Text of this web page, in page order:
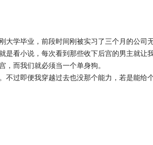
大学毕业，前段时间刚被实习了三个月的公司
是看小说，每次看到那些收下后宫的男主就让
而我们就必须当一个单身狗。
不过即便我穿越过去也没那个能力，若是能给